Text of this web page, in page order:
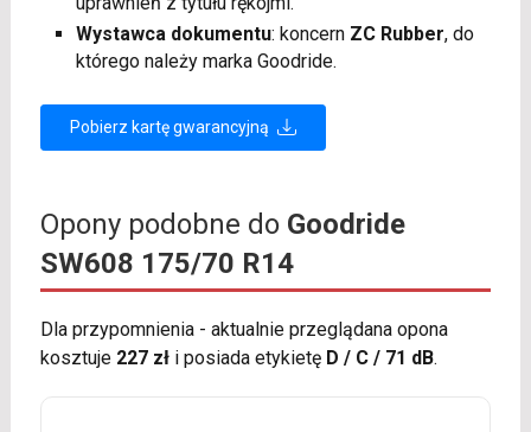
Wystawca dokumentu: koncern ZC Rubber, do
którego należy marka Goodride.
Pobierz kartę gwarancyjną
Opony podobne do Goodride
SW608 175/70 R14
Dla przypomnienia - aktualnie przeglądana opona
kosztuje 227 złi posiada etykietę D / C / 71 dB.